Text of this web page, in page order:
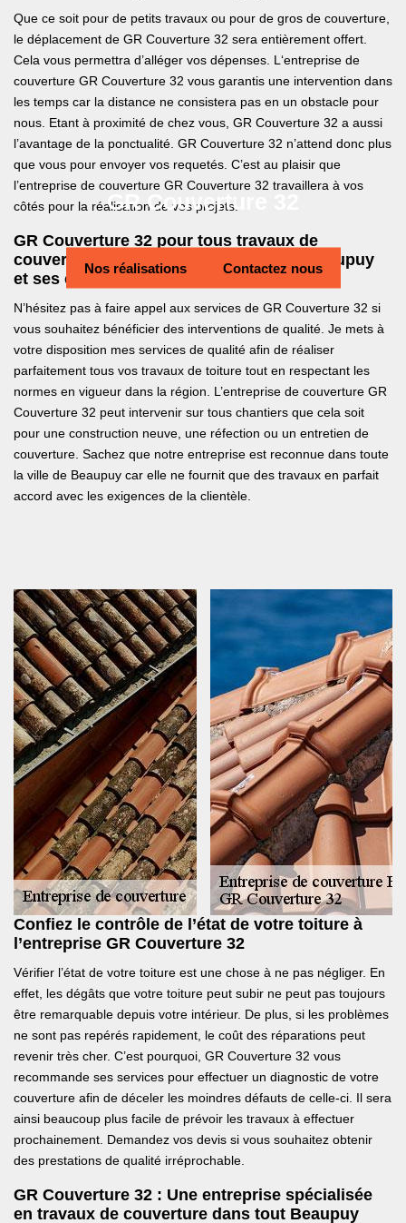
GR Couverture 32
Nos réalisations Contactez nous
Que ce soit pour de petits travaux ou pour de gros de couverture,
le déplacement de GR Couverture 32 sera entièrement offert.
Cela vous permettra d’alléger vos dépenses. L‘entreprise de
couverture GR Couverture 32 vous garantis une intervention dans
les temps car la distance ne consistera pas en un obstacle pour
nous. Etant à proximité de chez vous, GR Couverture 32 a aussi
l’avantage de la ponctualité. GR Couverture 32 n’attend donc plus
que vous pour envoyer vos requetés. C’est au plaisir que
l’entreprise de couverture GR Couverture 32 travaillera à vos
côtés pour la réalisation de vos projets.
GR Couverture 32 pour tous travaux de
couverture de qualité irréprochable à Beaupuy
et ses environs
N’hésitez pas à faire appel aux services de GR Couverture 32 si
vous souhaitez bénéficier des interventions de qualité. Je mets à
votre disposition mes services de qualité afin de réaliser
parfaitement tous vos travaux de toiture tout en respectant les
normes en vigueur dans la région. L’entreprise de couverture GR
Couverture 32 peut intervenir sur tous chantiers que cela soit
pour une construction neuve, une réfection ou un entretien de
couverture. Sachez que notre entreprise est reconnue dans toute
la ville de Beaupuy car elle ne fournit que des travaux en parfait
accord avec les exigences de la clientèle.
Confiez le contrôle de l’état de votre toiture à
l’entreprise GR Couverture 32
Vérifier l’état de votre toiture est une chose à ne pas négliger. En
effet, les dégâts que votre toiture peut subir ne peut pas toujours
être remarquable depuis votre intérieur. De plus, si les problèmes
ne sont pas repérés rapidement, le coût des réparations peut
revenir très cher. C’est pourquoi, GR Couverture 32 vous
recommande ses services pour effectuer un diagnostic de votre
couverture afin de déceler les moindres défauts de celle-ci. Il sera
ainsi beaucoup plus facile de prévoir les travaux à effectuer
prochainement. Demandez vos devis si vous souhaitez obtenir
des prestations de qualité irréprochable.
GR Couverture 32 : Une entreprise spécialisée
en travaux de couverture dans tout Beaupuy